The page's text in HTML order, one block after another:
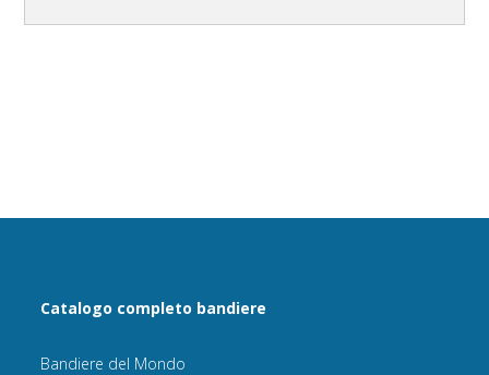
Catalogo completo bandiere
Bandiere del Mondo